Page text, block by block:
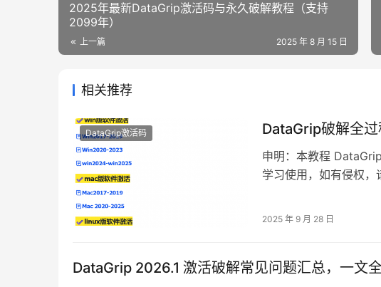
2025年最新DataGrip激活码与永久破解教程（支持
2099年）
上一篇 2025 年 8 月 15 日
相关推荐
DataGrip激活码 DataGrip破解全过
申明：本教程
学习使用，如有侵权，
Mac 和 Linux 系统。
2025 年 9 月 28 日
DataGrip 2026.1 激活破解常见问题汇总，一文